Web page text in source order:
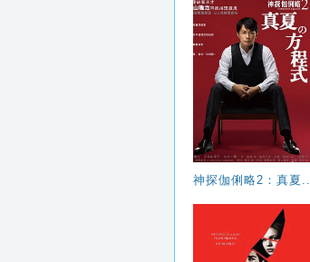
神探伽俐略2：真夏..